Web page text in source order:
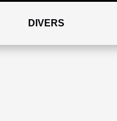
DIVERS